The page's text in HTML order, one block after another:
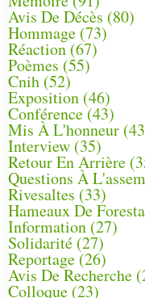
Avis De Décès (80)
Hommage (73)
Réaction(67)
Poèmes (55)
Cnih (52)
Exposition (46)
Conférence(43)
Mis À L'honneur
Interview (35)
Retour En Arrière
Questions À
Rivesaltes (33)
Hameaux De
Information (27)
Solidarité (27)
Reportage (26)
Avis De Recherche
Colloque (23)